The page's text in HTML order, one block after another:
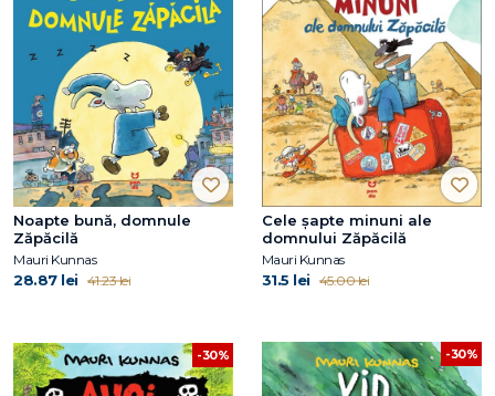
Noapte bună, domnule
Zăpăcilă
Mauri Kunnas
28.87 lei 41.23 lei
Cele şapte minuni ale
domnului Zăpăcilă
Mauri Kunnas
31.5 lei 45.00 lei
-30% -30%